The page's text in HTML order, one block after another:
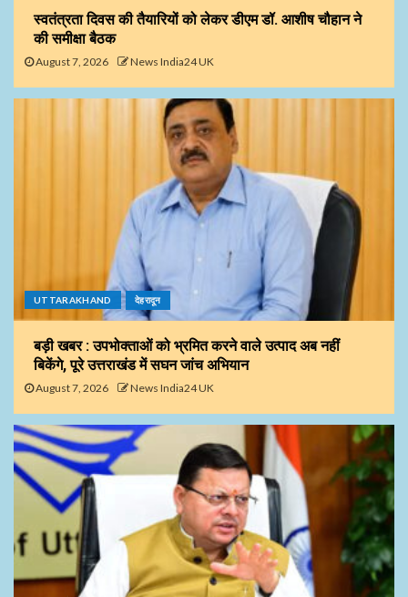
स्वतंत्रता दिवस की तैयारियों को लेकर डीएम डॉ. आशीष चौहान ने
की समीक्षा बैठक
August 7, 2026 News India24 UK
UTTARAKHAND देहरादून
बड़ी खबर : उपभोक्ताओं को भ्रमित करने वाले उत्पाद अब नहीं
बिकेंगे, पूरे उत्तराखंड में सघन जांच अभियान
August 7, 2026 News India24 UK